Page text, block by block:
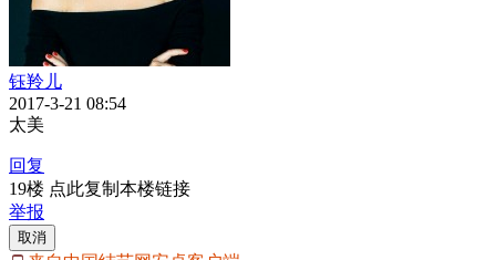
钰羚儿
2017-3-21 08:54
太美
回复
19楼 点此复制本楼链接
举报
取消